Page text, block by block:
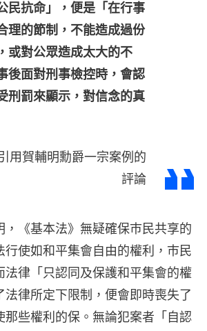
民抗命」，便是「在行事
理的節制，不能造成過份
或對公眾造成太大的不
後面對刑事檢控時，會認
刑罰來顯示，對信念的真
用賀輔明勳爵一宗案例的
評論
，《基本法》無疑確保巿民共享的
行使如和平集會自由的權利，巿民
法律「只認同及保護和平集會的權
法律所定下限制，便會即時喪失了
那些權利的保。無論犯案者「自認